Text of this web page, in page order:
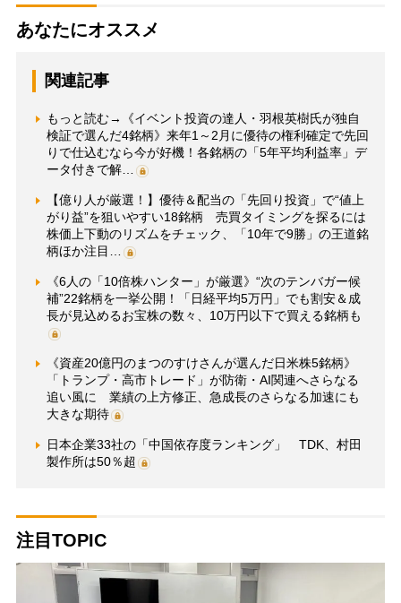
あなたにオススメ
関連記事
もっと読む→《イベント投資の達人・羽根英樹氏が独自
検証で選んだ4銘柄》来年1～2月に優待の権利確定で先回
りで仕込むなら今が好機！各銘柄の「5年平均利益率」デ
ータ付きで解…
【億り人が厳選！】優待＆配当の「先回り投資」で“値上
がり益”を狙いやすい18銘柄 売買タイミングを探るには
株価上下動のリズムをチェック、「10年で9勝」の王道銘
柄ほか注目…
《6人の「10倍株ハンター」が厳選》“次のテンバガー候
補”22銘柄を一挙公開！「日経平均5万円」でも割安＆成
長が見込めるお宝株の数々、10万円以下で買える銘柄も
《資産20億円のまつのすけさんが選んだ日米株5銘柄》
「トランプ・高市トレード」が防衛・AI関連へさらなる
追い風に 業績の上方修正、急成長のさらなる加速にも
大きな期待
日本企業33社の「中国依存度ランキング」 TDK、村田
製作所は50％超
注目TOPIC